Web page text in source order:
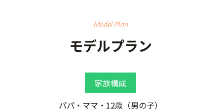
Model Plan
モデルプラン
家族構成
パパ・ママ・12歳（男の子）